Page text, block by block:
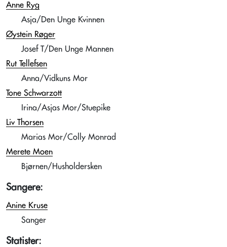
Anne Ryg
Asja/Den Unge Kvinnen
Øystein Røger
Josef T/Den Unge Mannen
Rut Tellefsen
Anna/Vidkuns Mor
Tone Schwarzott
Irina/Asjas Mor/Stuepike
Liv Thorsen
Marias Mor/Colly Monrad
Merete Moen
Bjørnen/Husholdersken
Sangere:
Anine Kruse
Sanger
Statister: